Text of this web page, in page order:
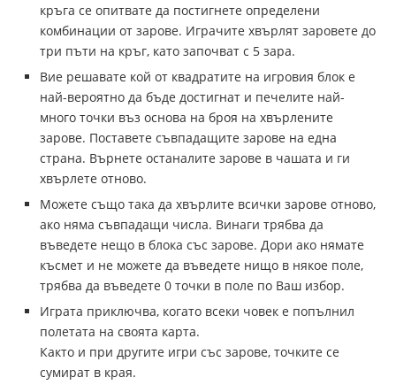
кръга се опитвате да постигнете определени
комбинации от зарове. Играчите хвърлят заровете до
три пъти на кръг, като започват с 5 зара.
Вие решавате кой от квадратите на игровия блок е
най-вероятно да бъде достигнат и печелите най-
много точки въз основа на броя на хвърлените
зарове. Поставете съвпадащите зарове на една
страна. Върнете останалите зарове в чашата и ги
хвърлете отново.
Можете също така да хвърлите всички зарове отново,
ако няма съвпадащи числа. Винаги трябва да
въведете нещо в блока със зарове. Дори ако нямате
късмет и не можете да въведете нищо в някое поле,
трябва да въведете 0 точки в поле по Ваш избор.
Играта приключва, когато всеки човек е попълнил
полетата на своята карта.
Както и при другите игри със зарове, точките се
сумират в края.